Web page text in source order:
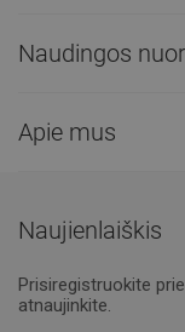
Naudingos
Apie mus
Naujienlaiškis
Prisiregistruokite
atnaujinkite.